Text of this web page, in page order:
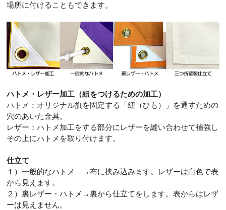
場所に付けることもできます。
ハトメ・レザー加工（紐をつけるための加工）
ハトメ：オリジナル旗を固定する「紐（ひも）」を通すための
穴のあいた金具。
レザー：ハトメ加工をする部分にレザーを縫い合わせて補強し
その上にハトメを取り付けます。
仕立て
１）一般的なハトメ →布に挟み込みます。レザーは白色で表
から見えます。
２）裏レザー・ハトメ→裏から仕立てをします。表からはレザ
ーは見えません。